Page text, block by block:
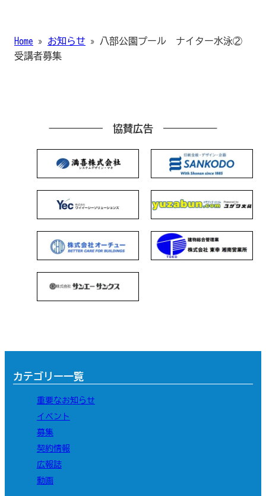
Home » お知らせ » 八部公園プール ナイター水泳②
受講者募集
協賛広告
カテゴリー一覧
重要なお知らせ
イベント
募集
契約情報
広報誌
動画